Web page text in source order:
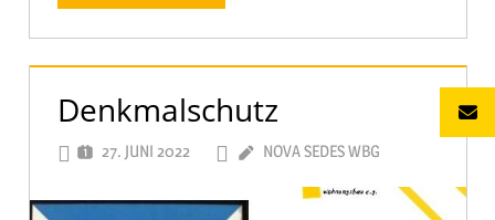
Denkmalschutz
27. JUNI 2022 NOVA SEDES WBG